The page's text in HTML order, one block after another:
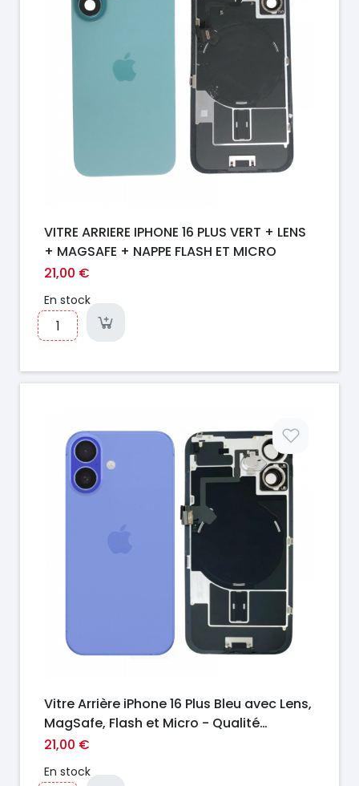
VITRE ARRIERE IPHONE 16 PLUS VERT + LENS
+ MAGSAFE + NAPPE FLASH ET MICRO
21,00 €
En stock
Vitre Arrière iPhone 16 Plus Bleu avec Lens,
MagSafe, Flash et Micro - Qualité
Premium
21,00 €
En stock